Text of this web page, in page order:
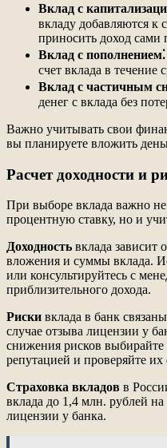
Вклад с
вкладу добавляются к
приносить доход сами
Вклад с пополнением⁚
счет вклада в течение
Вклад с частичным
денег с вклада без
Важно учитывать свои
вы планируете вложить
Расчет доходности и
При выборе вклада важно не
процентную ставку, но и
Доходность вклада зависит
вложения и суммы вклада.
или консультируйтесь с
приблизительного дохода.
Риски вклада в банк
случае отзыва лицензии у
снижения рисков
репутацией и проверяйте
Страховка вкладов в
вклада до 1,4 млн. рублей
лицензии у банка.